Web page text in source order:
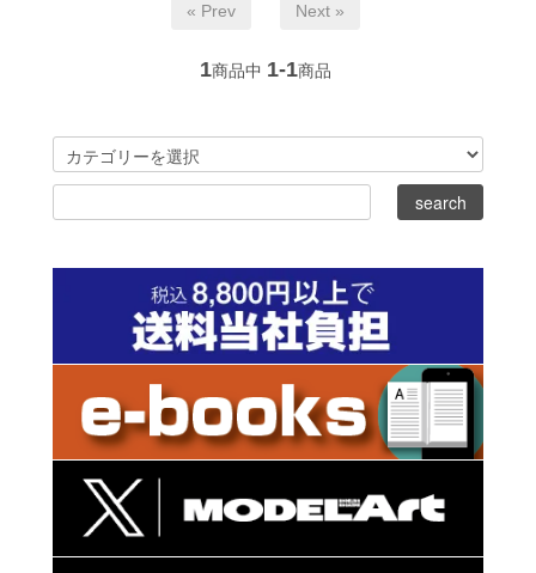
« Prev Next »
1商品中 1-1商品